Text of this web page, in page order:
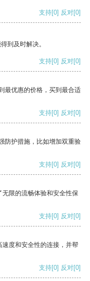
支持[0] 反对[0]
到及时解决。
支持[0] 反对[0]
最优惠的价格，买到最合适
支持[0] 反对[0]
防护措施，比如增加双重验
支持[0] 反对[0]
限的流畅体验和安全性保
支持[0] 反对[0]
度和安全性的连接，并帮
支持[0] 反对[0]